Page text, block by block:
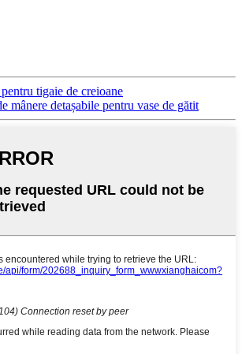
tigaie de creioane
mânere detașabile pentru vase de gătit